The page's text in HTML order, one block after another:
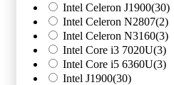
Intel Celeron J1900(30)
Intel Celeron N2807(2)
Intel Celeron N3160(3)
Intel Core i3 7020U(3)
Intel Core i5 6360U(3)
Intel J1900(30)